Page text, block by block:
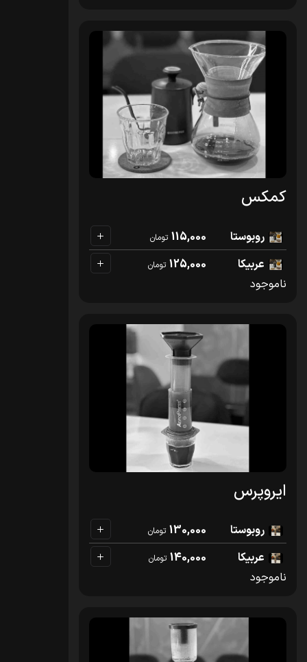
کمکس
روبوستا 115,000 تومان
عربیکا 125,000 تومان
ناموجود
ایروپرس
روبوستا 130,000 تومان
عربیکا 140,000 تومان
ناموجود